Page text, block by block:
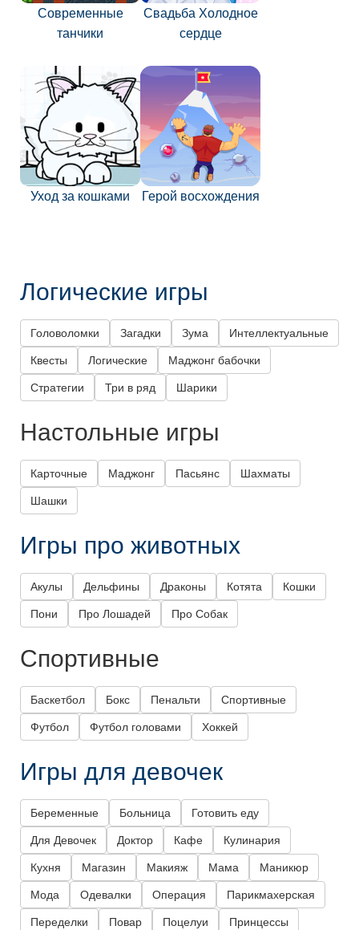
Современные
танчики
Свадьба Холодное
сердце
Уход за кошками Герой восхождения
Логические игры
Головоломки Загадки Зума Интеллектуальные
Квесты Логические Маджонг бабочки
Стратегии Три в ряд Шарики
Настольные игры
Карточные Маджонг Пасьянс Шахматы
Шашки
Игры про животных
Акулы Дельфины Драконы Котята Кошки
Пони Про Лошадей Про Собак
Спортивные
Баскетбол Бокс Пенальти Спортивные
Футбол Футбол головами Хоккей
Игры для девочек
Беременные Больница Готовить еду
Для Девочек Доктор Кафе Кулинария
Кухня Магазин Макияж Мама Маникюр
Мода Одевалки Операция Парикмахерская
Переделки Повар Поцелуи Принцессы